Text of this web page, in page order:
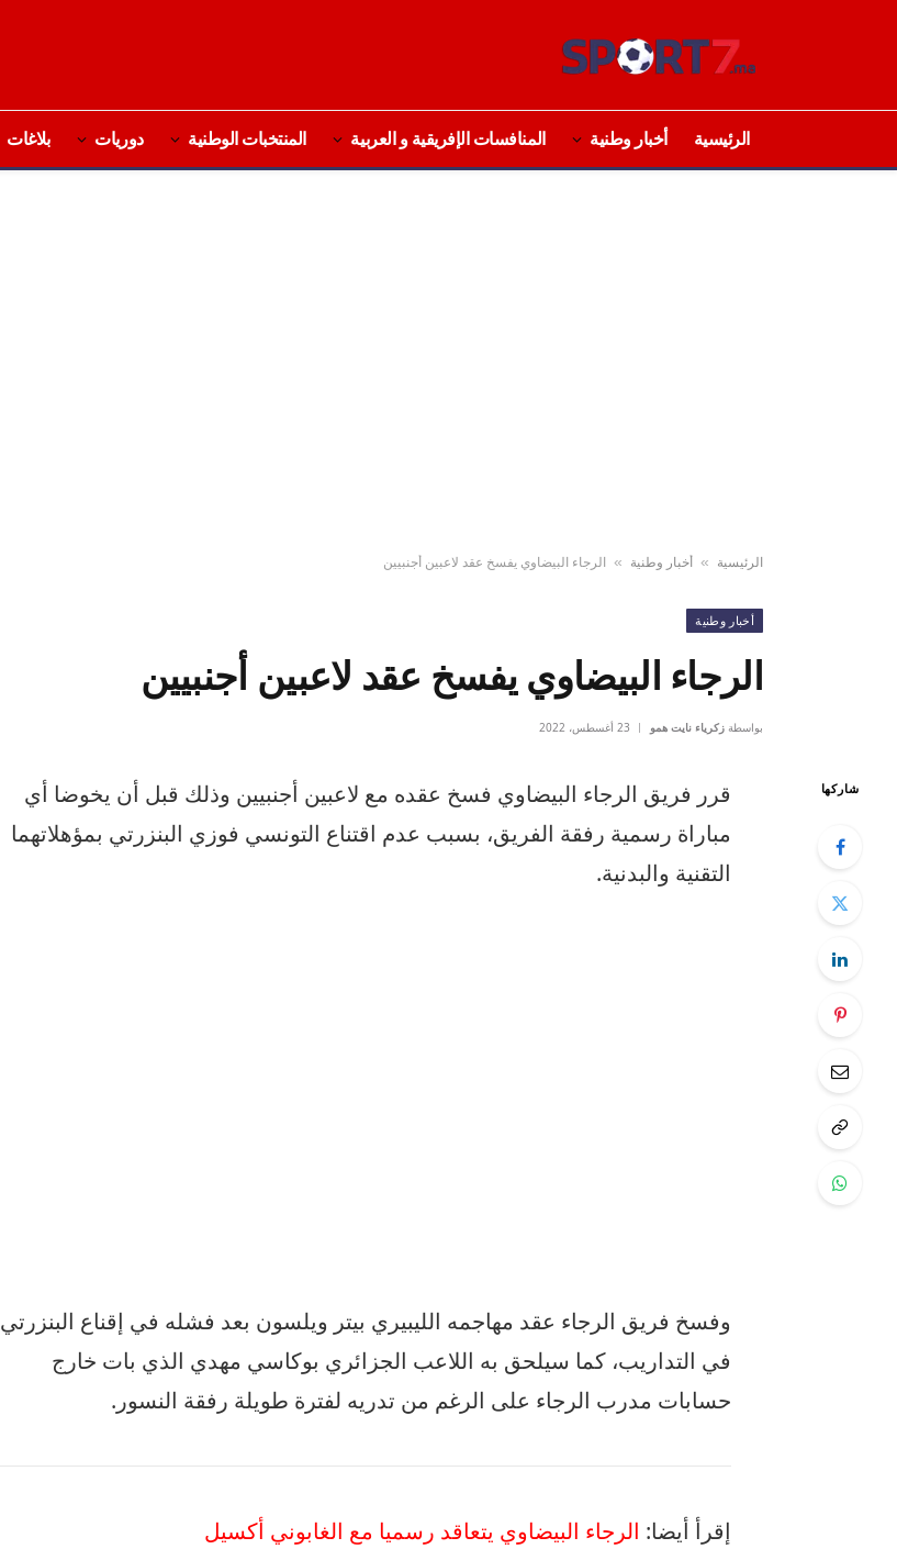
الرئيسية أخبار وطنية المنافسات الإفريقية و العربية المنتخبات الوطنية دوريات بلاغات
الرئيسية » أخبار وطنية » الرجاء البيضاوي يفسخ عقد لاعبين أجنبيين
أخبار وطنية
الرجاء البيضاوي يفسخ عقد لاعبين أجنبيين
بواسطة زكرياء نايت همو 23 أغسطس، 2022
شاركها
قرر فريق الرجاء البيضاوي فسخ عقده مع لاعبين أجنبيين وذلك قبل أن يخوضا أي
مباراة رسمية رفقة الفريق، بسبب عدم اقتناع التونسي فوزي البنزرتي بمؤهلاتهما
التقنية والبدنية.
وفسخ فريق الرجاء عقد مهاجمه الليبيري بيتر ويلسون بعد فشله في إقناع البنزرتي
في التداريب، كما سيلحق به اللاعب الجزائري بوكاسي مهدي الذي بات خارج
حسابات مدرب الرجاء على الرغم من تدريه لفترة طويلة رفقة النسور.
إقرأ أيضا: الرجاء البيضاوي يتعاقد رسميا مع الغابوني أكسيل